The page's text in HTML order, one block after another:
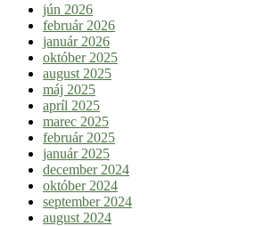
jún 2026
február 2026
január 2026
október 2025
august 2025
máj 2025
apríl 2025
marec 2025
február 2025
január 2025
december 2024
október 2024
september 2024
august 2024